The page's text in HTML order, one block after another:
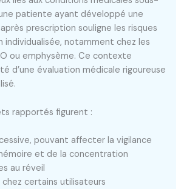
patiente ayant développé une
prescription souligne les risques
individualisée, notamment chez les
ou emphysème. Ce contexte
d’une évaluation médicale rigoureuse
rapportés figurent :
pouvant affecter la vigilance
et de la concentration
au réveil
certains utilisateurs